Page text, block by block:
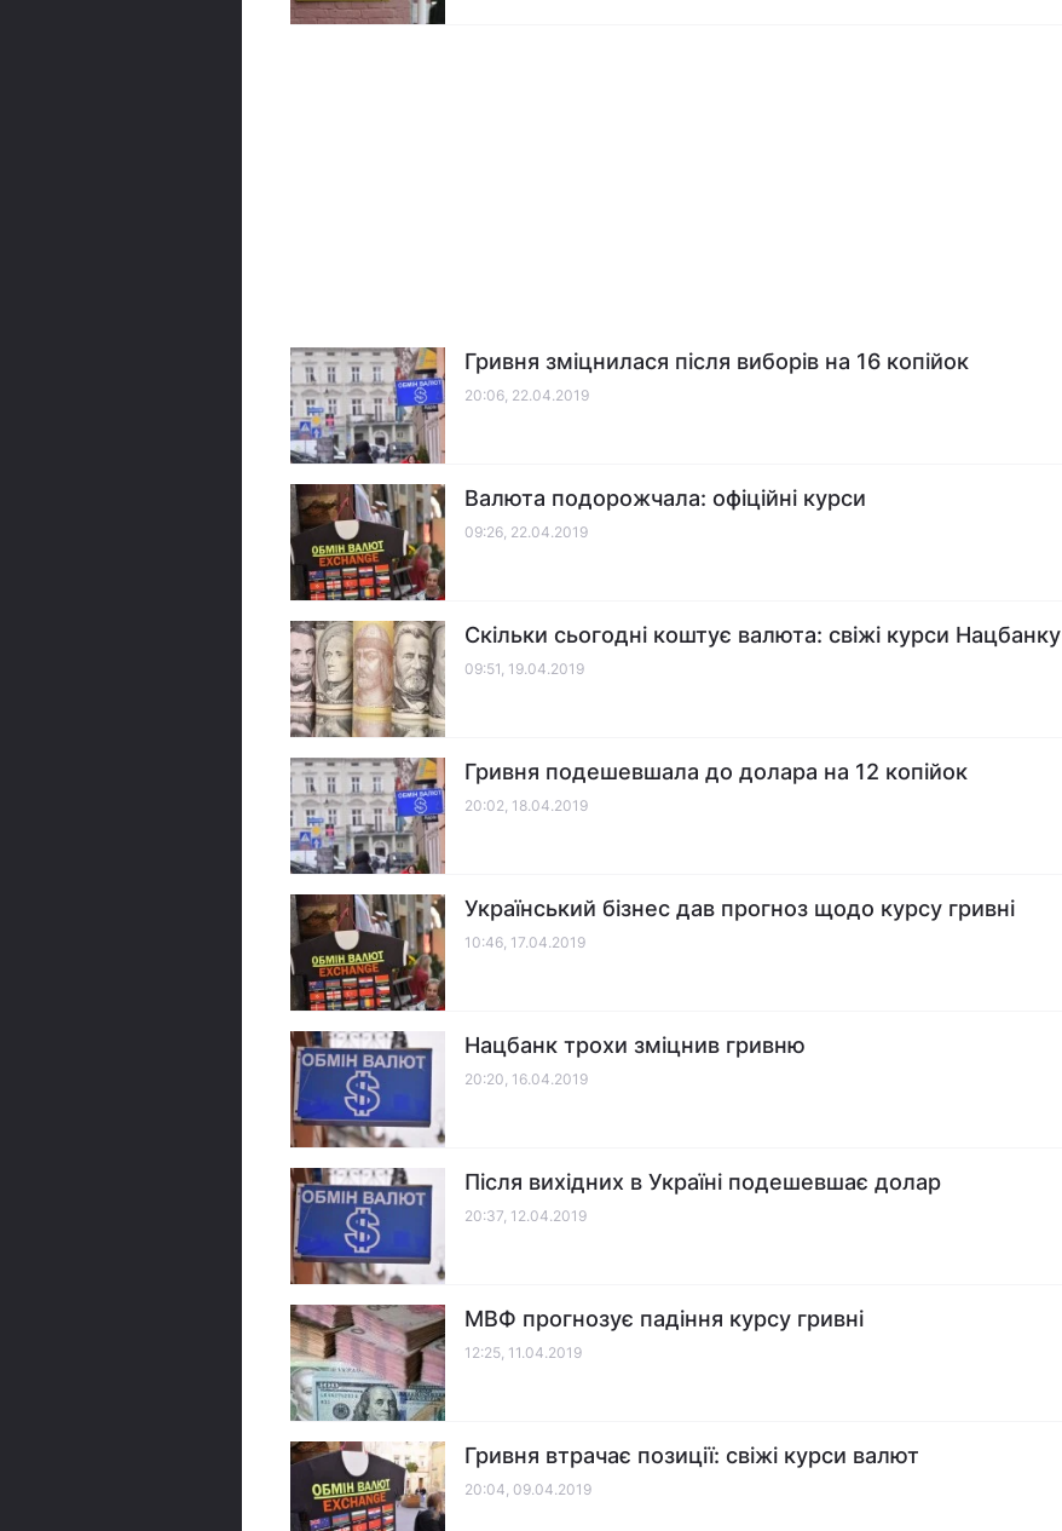
Гривня зміцнилася після виборів на 16 копійок
20:06, 22.04.2019
Валюта подорожчала: офіційні курси
09:26, 22.04.2019
Скільки сьогодні коштує валюта: свіжі курси Нацбанку
09:51, 19.04.2019
Гривня подешевшала до долара на 12 копійок
20:02, 18.04.2019
Український бізнес дав прогноз щодо курсу гривні
10:46, 17.04.2019
Нацбанк трохи зміцнив гривню
20:20, 16.04.2019
Після вихідних в Україні подешевшає долар
20:37, 12.04.2019
МВФ прогнозує падіння курсу гривні
12:25, 11.04.2019
Гривня втрачає позиції: свіжі курси валют
20:04, 09.04.2019